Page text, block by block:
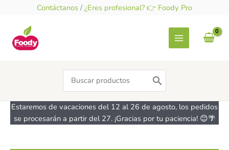
contenido
Contáctanos / ¿Eres profesional? 👉 Foody Pro
Search
for:
Estaremos de vacaciones del 12 al 26 de agosto, los pedidos
se procesarán a partir del 27. ¡Gracias por tu paciencia! 😊🌴